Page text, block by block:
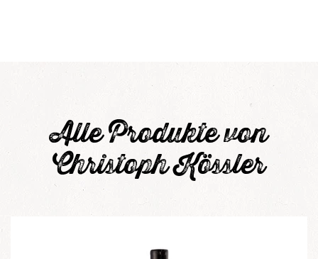
Alle Produkte von
Christoph Kössler